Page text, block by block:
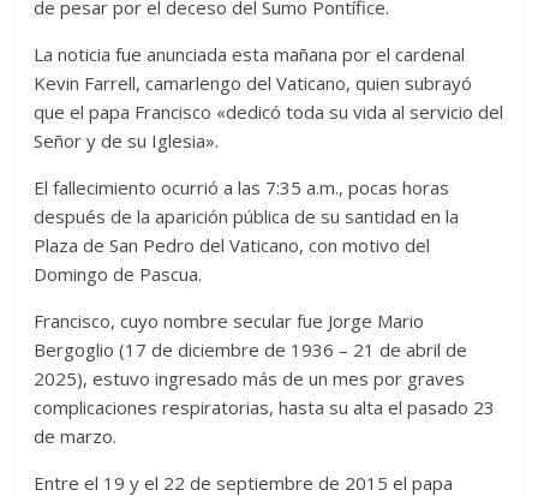
de pesar por el deceso del Sumo Pontífice.
La noticia fue anunciada esta mañana por el cardenal
Kevin Farrell, camarlengo del Vaticano, quien subrayó
que el papa Francisco «dedicó toda su vida al servicio del
Señor y de su Iglesia».
El fallecimiento ocurrió a las 7:35 a.m., pocas horas
después de la aparición pública de su santidad en la
Plaza de San Pedro del Vaticano, con motivo del
Domingo de Pascua.
Francisco, cuyo nombre secular fue Jorge Mario
Bergoglio (17 de diciembre de 1936 – 21 de abril de
2025), estuvo ingresado más de un mes por graves
complicaciones respiratorias, hasta su alta el pasado 23
de marzo.
Entre el 19 y el 22 de septiembre de 2015 el papa